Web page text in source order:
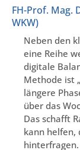
FH-Prof. Mag.
WKW)
Neben den
eine Reihe
digitale
Methode ist
längere
über das
Das schafft
kann helfen,